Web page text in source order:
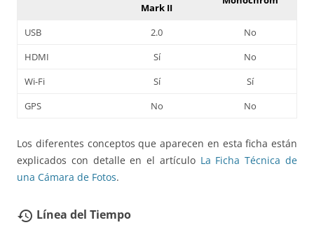
Mark II
USB 2.0
No
HDMI
Sí
No
Wi-Fi
Sí
Sí
GPS
No No
Los diferentes conceptos que aparecen en esta ficha están
explicados con detalle en el artículo La Ficha Técnica de
una Cámara de Fotos.
restore Línea del Tiempo